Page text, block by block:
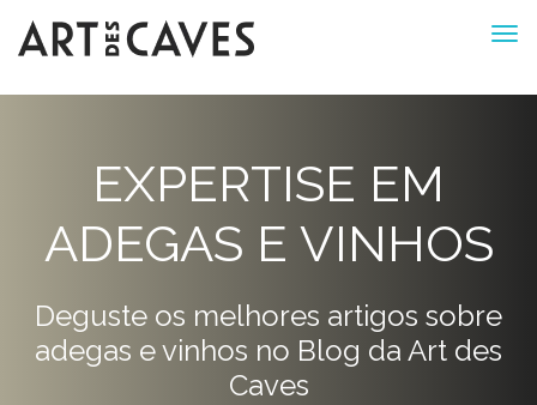
EXPERTISE EM
ADEGAS E VINHOS
Deguste os melhores artigos sobre
adegas e vinhos no Blog da Art des
Caves